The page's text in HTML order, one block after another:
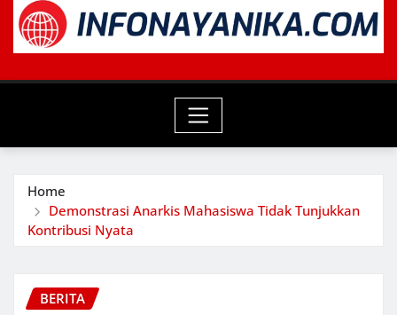
Home
Demonstrasi Anarkis Mahasiswa Tidak Tunjukkan
Kontribusi Nyata
BERITA